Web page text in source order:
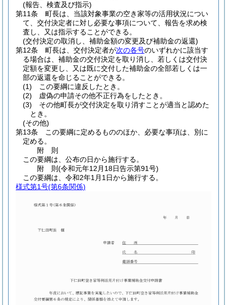
(報告、検査及び指示)
第11条
町長は、当該対象事業の空き家等の活用状況につい
て、交付決定者に対し必要な事項について、報告を求め検
査し、又は指示することができる。
(交付決定の取消し、補助金額の変更及び補助金の返還)
第12条
町長は、交付決定者が次の各号のいずれかに該当す
る場合は、補助金の交付決定を取り消し、若しくは交付決
定額を変更し、又は既に交付した補助金の全部若しくは一
部の返還を命じることができる。
(1)
この要綱に違反したとき。
(2)
虚偽の申請その他不正行為をしたとき。
(3)
その他町長が交付決定を取り消すことが適当と認めた
とき。
(その他)
第13条
この要綱に定めるもののほか、必要な事項は、別に
定める。
附 則
この要綱は、公布の日から施行する。
附 則(令和元年12月18日告示第91号)
この要綱は、令和2年1月1日から施行する。
様式第1号(第6条関係)